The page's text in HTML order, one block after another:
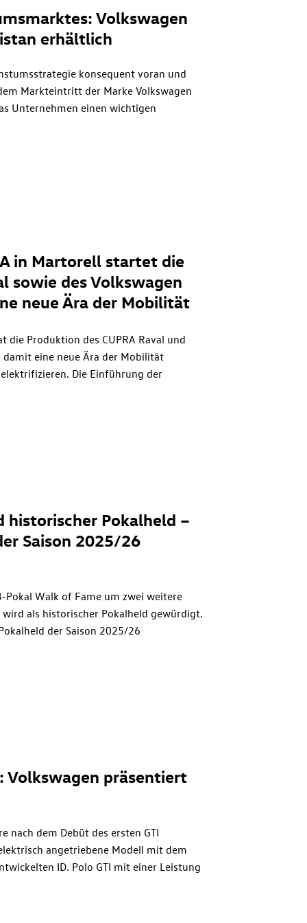
Volkswagen
erhältlich
konsequent voran und
Markteintritt der Marke Volkswagen
Unternehmen einen wichtigen
beliefert.
in Martorell startet die
sowie des Volkswagen
neue Ära der Mobilität
die Produktion des CUPRA Raval und
eine neue Ära der Mobilität
Die Einführung der
das SEAT & CUPRA im Auftrag der
historischer Pokalheld –
Saison 2025/26
Pokal Walk of Fame um zwei weitere
als historischer Pokalheld gewürdigt.
der Saison 2025/26
Volkswagen präsentiert
nach dem Debüt des ersten GTI
angetriebene Modell mit dem
ID. Polo GTI mit einer Leistung
in 6,8 Sekunden die 100-km/h-Marke